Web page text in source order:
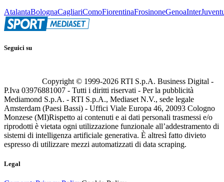
AtalantaBolognaCagliariComoFiorentinaFrosinoneGenoaInter
Seguici su
Copyright © 1999-2026 RTI S.p.A. Business Digital -
P.Iva 03976881007 - Tutti i diritti riservati - Per la pubblicità
Mediamond S.p.A. - RTI S.p.A., Mediaset N.V., sede legale
Amsterdam (Paesi Bassi) - Uffici Viale Europa 46, 20093 Cologno
Monzese (MI)Rispetto ai contenuti e ai dati personali trasmessi e/o
riprodotti è vietata ogni utilizzazione funzionale all’addestramento di
sistemi di intelligenza artificiale generativa. È altresì fatto divieto
espresso di utilizzare mezzi automatizzati di data scraping.
Legal